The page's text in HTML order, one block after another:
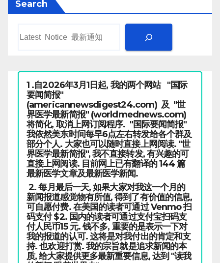
Search
1 .自2026年3月1日起, 我的两个网站 "国际
要闻简报"
(americannewsdigest24.com) 及 "世
界医学最新简报" (worldmednews.com)
将简化, 取消上网订阅程序. "国际要闻简报"
我依然美东时间每早6点左右转发给各个群及
部分个人. 大家也可以随时直接上网阅读. "世
界医学最新简报", 我不直接转发, 有兴趣的可
直接上网阅读. 目前网上已有翻译的 144 篇
最新医学文章及最新医学新闻.
2. 每月最后一天, 如果大家对我这一个月的
新闻报道感觉物有所值, 得到了有价值的信息,
可自愿付费. 在美国的读者可通过 Venmo 扫
码支付 $2. 国内的读者可通过支付宝扫码支
付人民币15 元. 钱不多, 重要的是表示一下对
我的报道的认可. 这将是对我付出的肯定和支
持. 也欢迎打赏. 我的宗旨就是追求新闻的本
质, 给大家提供更多最新重要信息, 达到 "读我